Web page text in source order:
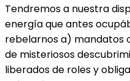
Tendremos a nuestra
energía que antes
rebelarnos a) mandatos
de misteriosos
liberados de roles y